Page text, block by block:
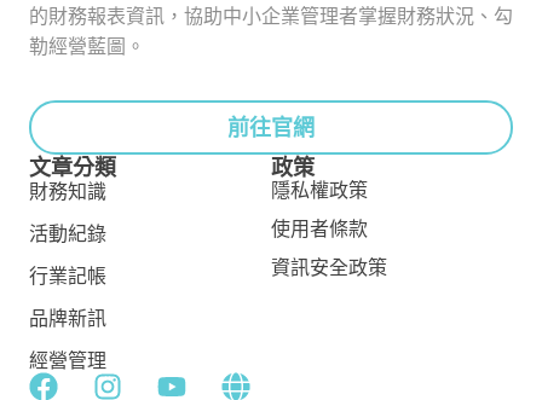
的財務報表資訊，協助中小企業管理者掌握財務狀況、勾
勒經營藍圖。
前往官網
文章分類
財務知識
活動紀錄
行業記帳
品牌新訊
經營管理
政策
隱私權政策
使用者條款
資訊安全政策